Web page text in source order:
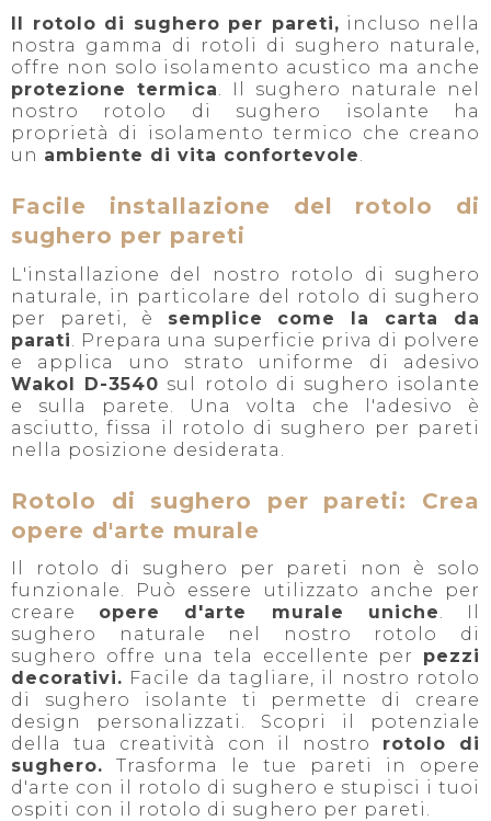
Il rotolo di sughero per pareti, incluso nella
nostra gamma di rotoli di sughero naturale,
offre non solo isolamento acustico ma anche
protezione termica. Il sughero naturale nel
nostro rotolo di sughero isolante ha
proprietà di isolamento termico che creano
un ambiente di vita confortevole.
Facile installazione del rotolo di
sughero per pareti
L'installazione del nostro rotolo di sughero
naturale, in particolare del rotolo di sughero
per pareti, è semplice come la carta da
parati
. Prepara una superficie priva di polvere
e applica uno strato uniforme di adesivo
Wakol D-3540 sul rotolo di sughero isolante
e sulla parete. Una volta che l'adesivo è
asciutto, fissa il rotolo di sughero per pareti
nella posizione desiderata.
Rotolo di sughero per pareti: Crea
opere d'arte murale
Il rotolo di sughero per pareti non è solo
funzionale. Può essere utilizzato anche per
creare opere d'arte murale uniche. Il
sughero naturale nel nostro rotolo di
sughero offre una tela eccellente per pezzi
decorativi. Facile da tagliare, il nostro rotolo
di sughero isolante ti permette di creare
design personalizzati. Scopri il potenziale
della tua creatività con il nostro rotolo di
sughero. Trasforma le tue pareti in opere
d'arte con il rotolo di sughero e stupisci i tuoi
ospiti con il rotolo di sughero per pareti.